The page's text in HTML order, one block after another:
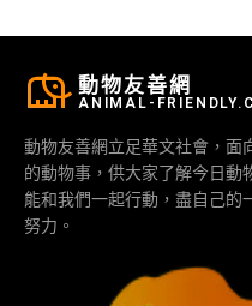
動物友善網
ANIMAL-
動物友善網立足華文社會，面
的動物事，供大家了解今日動
能和我們一起行動，盡自己的
努力。